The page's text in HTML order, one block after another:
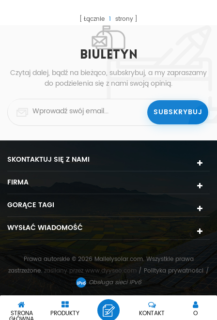
Łącznie 1 strony
BIULETYN
Czytaj dalej, bądź na bieżąco, subskrybuj, a my zapraszamy
do podzielenia się z nami swoją opinią.
SKONTAKTUJ SIĘ Z NAMI
FIRMA
GORĄCE TAGI
WYSŁAĆ WIADOMOŚĆ
Prawa autorskie © 2026 Mailelysolar.com. Wszystkie prawa
zastrzeżone. zasilany przez www.dyyseo.com / Polityka prywatności /
Obsługa sieci IPv6
STRONA PRODUKTY O
KONTAKT